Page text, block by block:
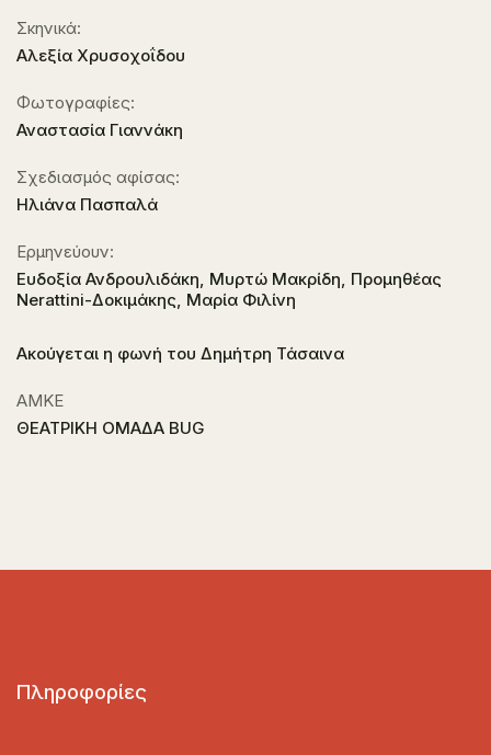
Σκηνικά:
Αλεξία Χρυσοχοΐδου
Φωτογραφίες:
Αναστασία Γιαννάκη
Σχεδιασμός αφίσας:
Ηλιάνα Πασπαλά
Ερμηνεύουν:
Ευδοξία Ανδρουλιδάκη, Μυρτώ Μακρίδη, Προμηθέας
Nerattini-Δοκιμάκης, Μαρία Φιλίνη
Ακούγεται η φωνή του Δημήτρη Τάσαινα
ΑΜΚΕ
ΘΕΑΤΡΙΚΗ ΟΜΑΔΑ BUG
Πληροφορίες